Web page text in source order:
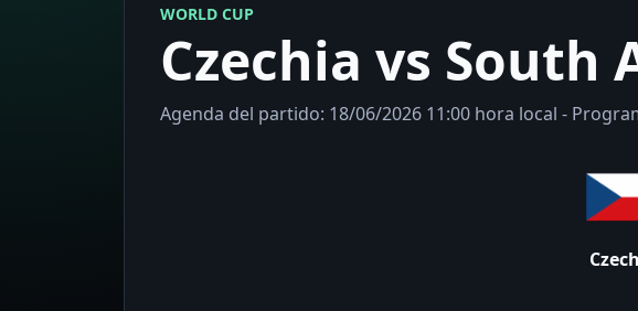
WORLD CUP
Czechia vs South
Agenda del partido: 18/06/2026 11:00 hora local -